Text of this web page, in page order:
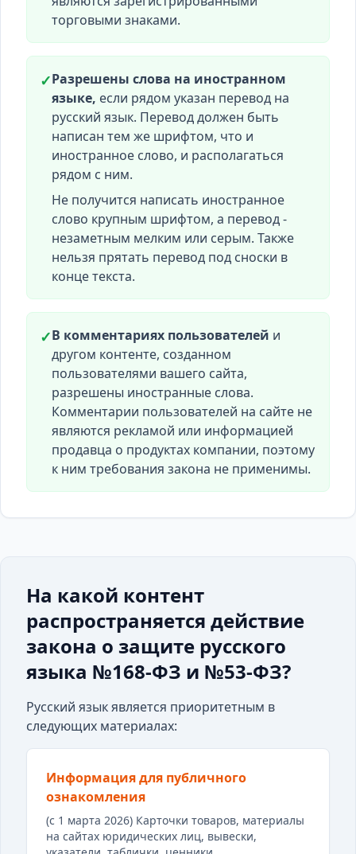
торговыми знаками.
✓Разрешены слова на иностранном
языке, если рядом указан перевод на
русский язык. Перевод должен быть
написан тем же шрифтом, что и
иностранное слово, и располагаться
рядом с ним.
Не получится написать иностранное
слово крупным шрифтом, а перевод -
незаметным мелким или серым. Также
нельзя прятать перевод под сноски в
конце текста.
✓В комментариях пользователей и
другом контенте, созданном
пользователями вашего сайта,
разрешены иностранные слова.
Комментарии пользователей на сайте не
являются рекламой или информацией
продавца о продуктах компании, поэтому
к ним требования закона не применимы.
На какой контент
распространяется действие
закона о защите русского
языка №168-ФЗ и №53-ФЗ?
Русский язык является приоритетным в
следующих материалах:
Информация для публичного
ознакомления
(с 1 марта 2026) Карточки товаров, материалы
на сайтах юридических лиц, вывески,